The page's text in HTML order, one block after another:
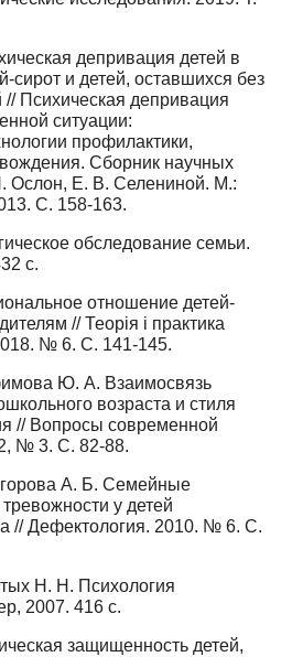
депривация детей в
сирот и детей, оставшихся без
// Психическая депривация
ситуации:
профилактики,
Сборник научных
Ослон, Е. В. Селениной. М.:
С. 158-163.
обследование семьи.
с.
отношение детей-
// Теорія і практика
№ 6. С. 141-145.
Ю. А. Взаимосвязь
возраста и стиля
// Вопросы современной
№ 3. С. 82-88.
А. Б. Семейные
у детей
// Дефектология. 2010. № 6. С.
Н. Н. Психология
2007. 416 с.
защищенность детей,